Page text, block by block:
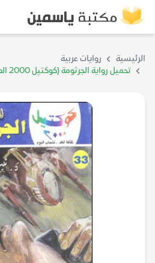
الرئيسية
روايات عربية
تحميل رواية الجرثومة (كوكتيل 2000 العدد 33) – نبيل فاروق